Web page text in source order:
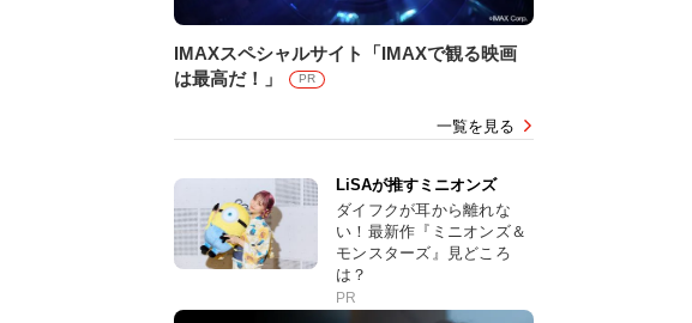
IMAXスペシャルサイト「IMAXで観る映画
は最高だ！」
PR
一覧を見る
LiSAが推すミニオンズ
ダイフクが耳から離れな
い！最新作『ミニオンズ＆
モンスターズ』見どころ
は？
PR